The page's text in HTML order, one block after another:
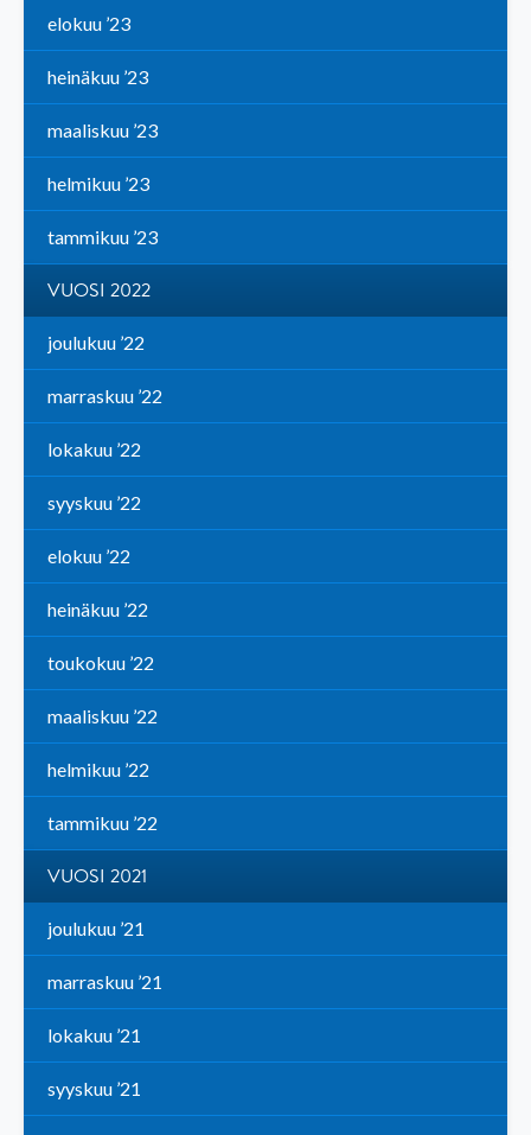
elokuu ’23
heinäkuu ’23
maaliskuu ’23
helmikuu ’23
tammikuu ’23
VUOSI 2022
joulukuu ’22
marraskuu ’22
lokakuu ’22
syyskuu ’22
elokuu ’22
heinäkuu ’22
toukokuu ’22
maaliskuu ’22
helmikuu ’22
tammikuu ’22
VUOSI 2021
joulukuu ’21
marraskuu ’21
lokakuu ’21
syyskuu ’21